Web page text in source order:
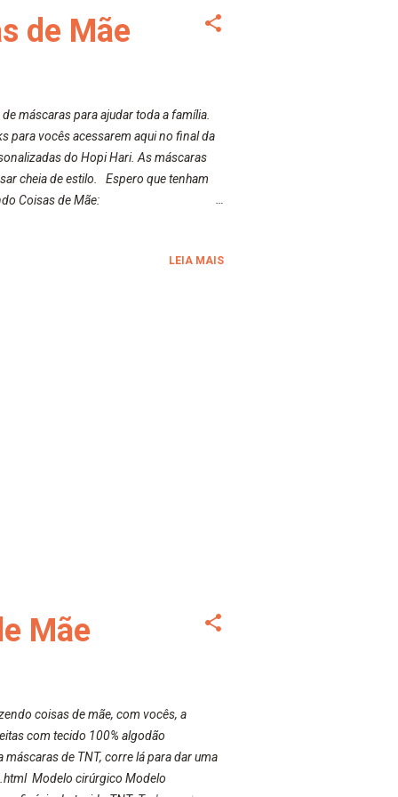
de Mãe
máscaras para ajudar toda a família.
para vocês acessarem aqui no final da
do Hopi Hari. As máscaras
cheia de estilo. Espero que tenham
Coisas de Mãe:
LEIA MAIS
Mãe
coisas de mãe, com vocês, a
com tecido 100% algodão
de TNT, corre lá para dar uma
Modelo cirúrgico Modelo